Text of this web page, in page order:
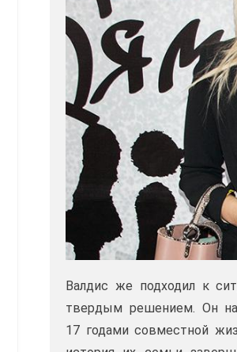
Валдис же подходил к
твердым решением. Он
17 годами совместной